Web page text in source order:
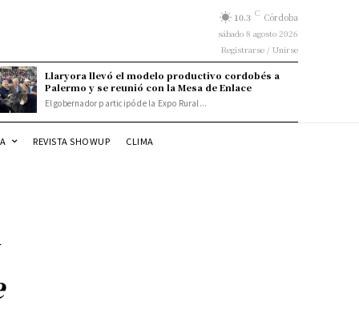
10.3 C Córdoba
sábado 8 agosto 2026
Registrarse / Unirse
Llaryora llevó el modelo productivo cordobés a
Palermo y se reunió con la Mesa de Enlace
El gobernador participó de la Expo Rural...
REVISTA SHOWUP CLIMA